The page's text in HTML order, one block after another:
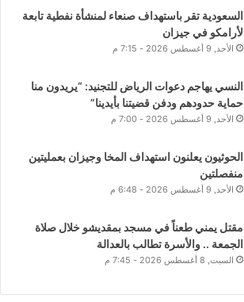
السعودية تقر باستهداف صنعاء لمنشأة نفطية تابعة
لأرامكو في جيزان
الأحد, 9 أغسطس 2026 - 7:15 م
النسي يهاجم دعوات الرياض للتجنيد: “يريدون منا
حماية حدودهم ودفن قضيتنا بأيدينا”
الأحد, 9 أغسطس 2026 - 7:00 م
الحوثيون يعلنون استهداف المخا وجيزان بعمليتين
منفصلتين
الأحد, 9 أغسطس 2026 - 6:48 م
مقتل يمني طعناً في مسجد بمقديشو خلال صلاة
الجمعة .. والأسرة تطالب بالعدالة
السبت, 8 أغسطس 2026 - 7:45 م